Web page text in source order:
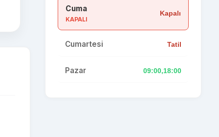
Cuma
KAPALI
Kapalı
Cumartesi Tatil
Pazar 09:00,18:00